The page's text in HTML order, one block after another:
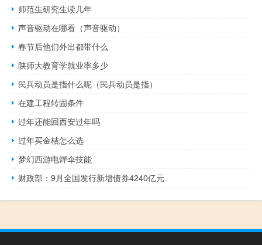
师范生研究生读几年
声音驱动在哪看（声音驱动）
春节后他们外出都带什么
陕师大教育学就业率多少
民兵动员是指什么呢（民兵动员是指）
在建工程转固条件
过年还能回西安过年吗
过年买金桔怎么选
梦幻西游电焊伞技能
财政部：9月全国发行新增债券4240亿元